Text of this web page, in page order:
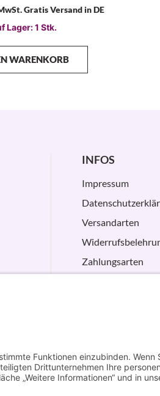
Gratis Versand in DE
Lager: 1 Stk.
WARENKORB
INFOS
Impressum
Versandarten
Zahlungsarten